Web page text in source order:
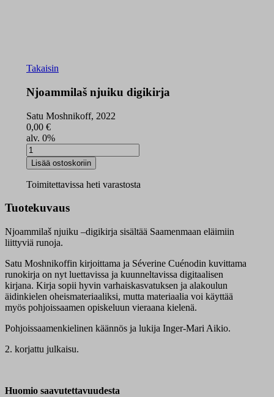
Takaisin
Njoammilaš njuiku digikirja
Satu Moshnikoff, 2022
0,00 €
alv. 0%
Njoammilaš
njuiku
digikirja
määrä
Lisää ostoskoriin
Toimitettavissa heti varastosta
Tuotekuvaus
Njoammilaš njuiku –digikirja sisältää Saamenmaan eläimiin
liittyviä runoja.
Satu Moshnikoffin kirjoittama ja Séverine Cuénodin kuvittama
runokirja on nyt luettavissa ja kuunneltavissa digitaalisen
kirjana. Kirja sopii hyvin varhaiskasvatuksen ja alakoulun
äidinkielen oheismateriaaliksi, mutta materiaalia voi käyttää
myös pohjoissaamen opiskeluun vieraana kielenä.
Pohjoissaamenkielinen käännös ja lukija Inger-Mari Aikio.
2. korjattu julkaisu.
Huomio saavutettavuudesta